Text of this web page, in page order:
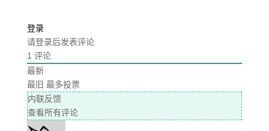
登录
请登录后发表评论
1 评论
最新
最旧 最多投票
内联反馈
查看所有评论